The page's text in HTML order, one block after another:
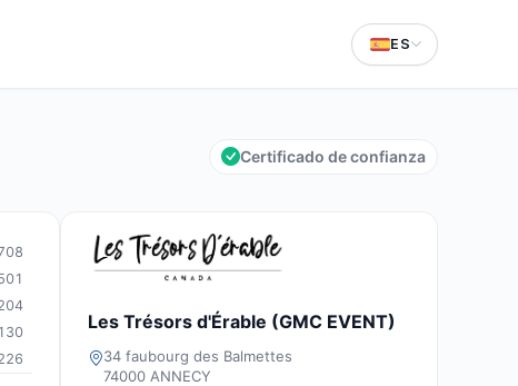
ES
Certificado de confianza
130
Les Trésors d'Érable (GMC EVENT)
34 faubourg des Balmettes
74000 ANNECY